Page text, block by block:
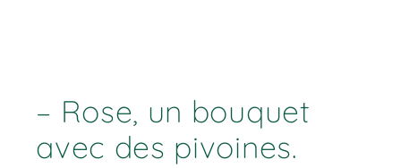
– Rose, un bouquet
avec des pivoines.